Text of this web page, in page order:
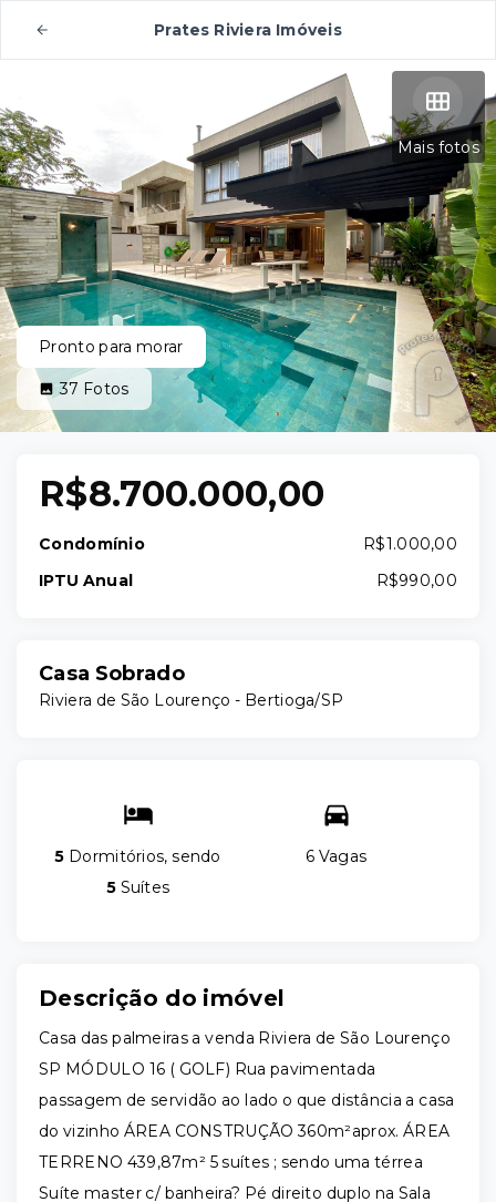
Prates Riviera Imóveis
Mais fotos
Pronto para morar
37 Fotos
R$8.700.000,00
Condomínio
R$1.000,00
IPTU Anual
R$990,00
Casa Sobrado
Riviera de São Lourenço - Bertioga/SP
5 Dormitórios, sendo
5Suítes
6 Vagas
Descrição do imóvel
Casa das palmeiras a venda Riviera de São Lourenço
SP MÓDULO 16 ( GOLF) Rua pavimentada
passagem de servidão ao lado o que distância a casa
do vizinho ÁREA CONSTRUÇÃO 360m²aprox. ÁREA
TERRENO 439,87m² 5 suítes ; sendo uma térrea
Suíte master c/ banheira? Pé direito duplo na Sala